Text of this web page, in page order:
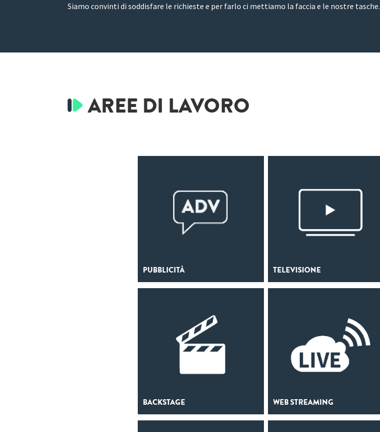
Siamo convinti di soddisfare le richieste e per farlo ci mettiamo la faccia e le nostre tasche.
AREE DI LAVORO
PUBBLICITÀ TELEVISIONE
BACKSTAGE WEB STREAMING